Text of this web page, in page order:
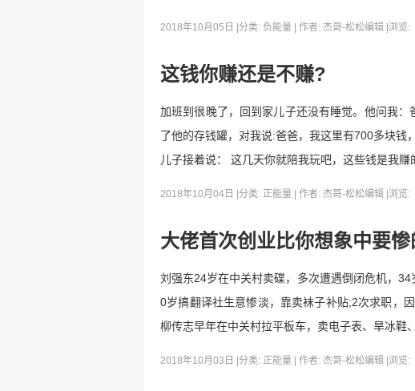
2018年10月05日 | 分类: 负能量 | 作者: 杰哥-松松编辑 浏览:
这钱你赚还是不赚?
加班到很晚了，回到家儿子还没有睡觉。他问我
了他的存钱罐，对我说:爸爸，我这里有700多块
儿子接着说： 这几天你就陪我玩吧，这些钱是我
2018年10月04日 | 分类: 正能量 | 作者: 杰哥-松松编辑 浏览:
大佬首次创业比你想象中要惨
刘强东24岁在中关村卖碟，多次遭遇倒闭危机，
0岁搞翻译社生意惨淡，靠卖袜子补贴;2次求职，
柳传志早年在中关村拉平板车，卖电子表、旱冰鞋
2018年10月03日 | 分类: 正能量 | 作者: 杰哥-松松编辑 浏览: